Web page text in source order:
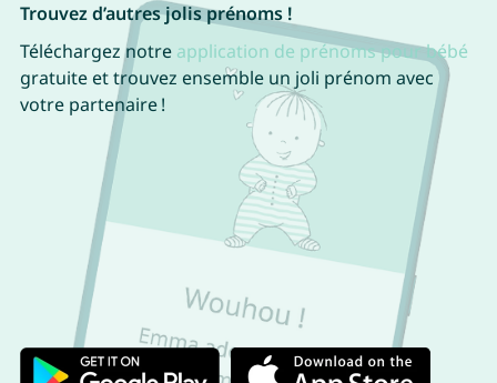
Trouvez d’autres jolis prénoms !
Téléchargez notre application de prénoms pour bébé
gratuite et trouvez ensemble un joli prénom avec
votre partenaire !